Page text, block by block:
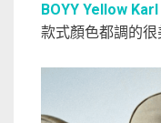
BOYY Yellow
款式顏色都調的很